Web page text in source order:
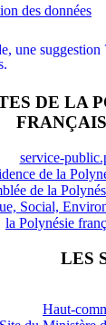
des données
une suggestion
DE LA
service-
de la
de la
Social,
la Polynésie
LES
Haut-